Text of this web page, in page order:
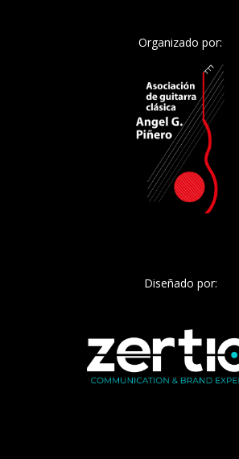
Organizado por:
Diseñado por: